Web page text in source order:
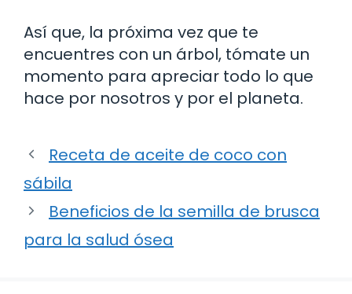
Así que, la próxima vez que te
encuentres con un árbol, tómate un
momento para apreciar todo lo que
hace por nosotros y por el planeta.
Receta de aceite de coco con
sábila
Beneficios de la semilla de brusca
para la salud ósea